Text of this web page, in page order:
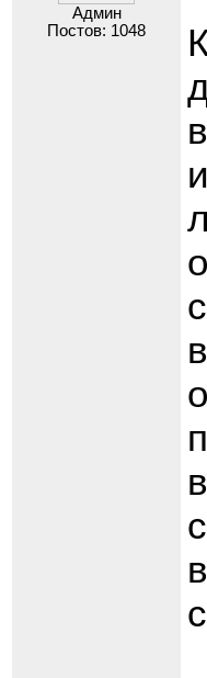
Админ
Постов: 1048